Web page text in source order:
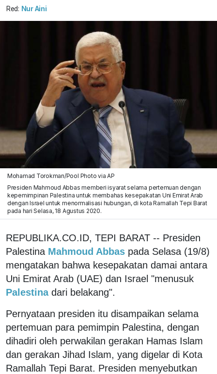
Red: Nur Aini
Mohamad Torokman/Pool Photo via AP
Presiden Mahmoud Abbas memberi isyarat selama pertemuan dengan
kepemimpinan Palestina untuk membahas kesepakatan Uni Emirat Arab
dengan Israel untuk menormalisasi hubungan, di kota Ramallah Tepi Barat
pada hari Selasa, 18 Agustus 2020.
REPUBLIKA.CO.ID, TEPI BARAT -- Presiden
Palestina Mahmoud Abbas pada Selasa (19/8)
mengatakan bahwa kesepakatan damai antara
Uni Emirat Arab (UAE) dan Israel "menusuk
Palestina dari belakang".
Pernyataan presiden itu disampaikan selama
pertemuan para pemimpin Palestina, dengan
dihadiri oleh perwakilan gerakan Hamas Islam
dan gerakan Jihad Islam, yang digelar di Kota
Ramallah Tepi Barat. Presiden menyebutkan